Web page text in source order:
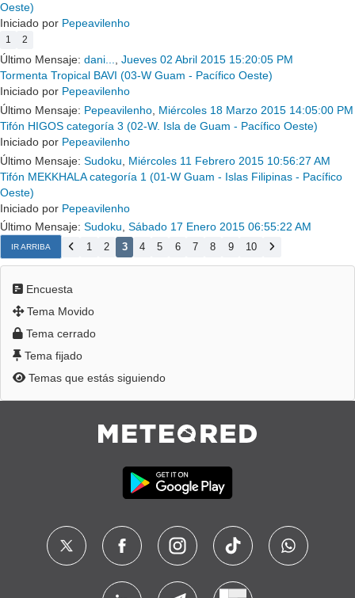
Oeste)
Iniciado por Pepeavilenho
1 2
Último Mensaje: dani..., Jueves 02 Abril 2015 15:20:05 PM
Tormenta Tropical BAVI (03-W Guam - Pacífico Oeste)
Iniciado por Pepeavilenho
Último Mensaje: Pepeavilenho Miércoles 18 Marzo 2015 14:05:00 PM
Tifón HIGOS categoría 3 (02-W. Isla de Guam - Pacífico Oeste)
Iniciado por Pepeavilenho
Último Mensaje: Sudoku
Miércoles 11 Febrero 2015 10:56:27 AM
Tifón MEKKHALA categoría 1 (01-W Guam - Islas Filipinas - Pacífico
Oeste)
Iniciado por Pepeavilenho
Último Mensaje: Sudoku Sábado 17 Enero 2015 06:55:22 AM
IR ARRIBA 1 2 3 4 5 6 7 8 9 10
Encuesta
Tema Movido
Tema cerrado
Tema fijado
Temas que estás siguiendo